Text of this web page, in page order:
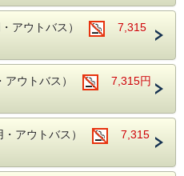
カップルで
す。
群生しております。
は【吹割りの滝】や【尾瀬】
館よりお車で約7分
りお車で約30分（戸倉よりは
リンクやアルコールドリンク
示金額に含まれている(原田
はお客様ご自身でお願い致し
心配はありません。思う存
園( 公式サイト)
・アウトバス）
7,315
アウトバス）
7,315円
・アウトバス）
7,315